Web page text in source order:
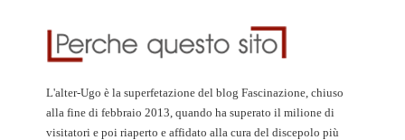
L'alter-Ugo è la superfetazione del blog Fascinazione, chiuso
alla fine di febbraio 2013, quando ha superato il milione di
visitatori e poi riaperto e affidato alla cura del discepolo più